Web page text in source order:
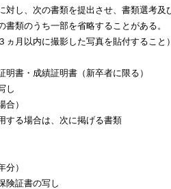
し、次の書類を提出させ、書類選考及
類のうち一部を省略することがある。
月以内に撮影した写真を貼付すること
書・成績証明書（新卒者に限る）
し
）
る場合は、次に掲げる書類
）
証書の写し